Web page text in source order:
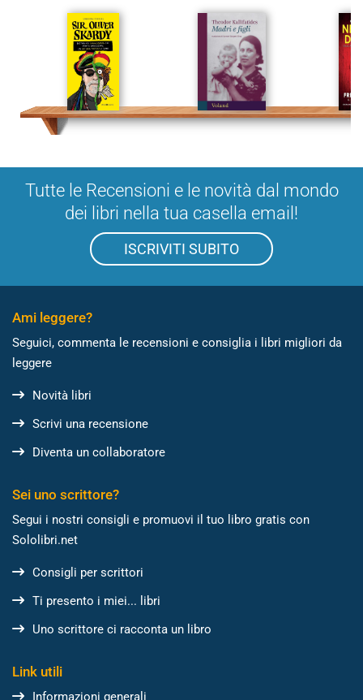
Tutte le Recensioni e le novità dal mondo
dei libri nella tua casella email!
ISCRIVITI SUBITO
Ami leggere?
Seguici, commenta le recensioni e consiglia i libri migliori da
leggere
Novità libri
Scrivi una recensione
Diventa un collaboratore
Sei uno scrittore?
Segui i nostri consigli e promuovi il tuo libro gratis con
Sololibri.net
Consigli per scrittori
Ti presento i miei... libri
Uno scrittore ci racconta un libro
Link utili
Informazioni generali